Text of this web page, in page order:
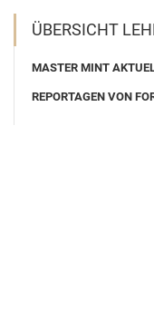
ÜBERSICHT
MASTER MINT
REPORTAGEN VON